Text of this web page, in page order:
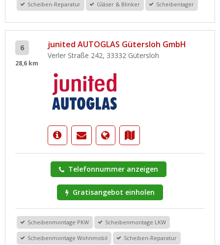
Scheiben-Reparatur Gläser & Blinker Scheibenlager
6
28,6 km
junited AUTOGLAS Gütersloh GmbH
Verler Straße 242, 33332 Gütersloh
Telefonnummer anzeigen
Gratisangebot einholen
Scheibenmontage PKW Scheibenmontage LKW
Scheibenmontage Wohnmobil Scheiben-Reparatur